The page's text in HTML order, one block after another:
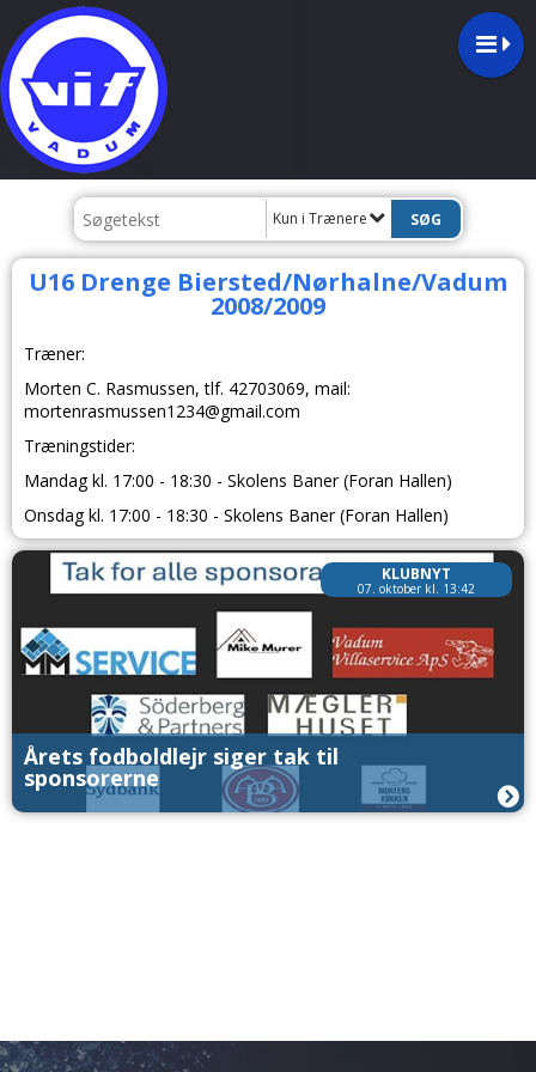
Kun i Trænere
U16 Drenge Biersted/Nørhalne/Vadum
2008/2009
Træner:
Morten C. Rasmussen, tlf. 42703069, mail:
mortenrasmussen1234@gmail.com
Træningstider:
Mandag kl. 17:00 - 18:30 - Skolens Baner (Foran Hallen)
Onsdag kl. 17:00 - 18:30 - Skolens Baner (Foran Hallen)
KLUBNYT
07. oktober kl. 13:42
Årets fodboldlejr siger tak til
sponsorerne